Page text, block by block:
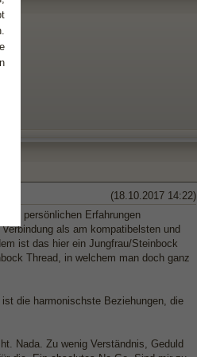
(18.10.2017 14:22)
persönlichen Erfahrungen
als am kompatibelsten und
ist das hier ein Jungfrau/Steinbock
Thread, in welchem man doch ganz
die harmonischste Beziehungen, die
Nada. Zu wenig Verständnis, Geduld